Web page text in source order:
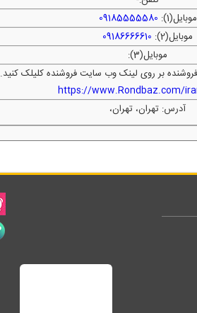
موبایل(1):
09185555580
موبایل(2):
09186666610
موبایل(3):
بر روی لینک وب سایت فروشنده کلیلک کنید.
https://www.Rondbaz.com/
آدرس: تهران، تهران،